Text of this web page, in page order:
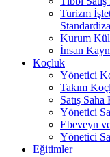
Turizm
Kurum
İnsan
Koçluk
Yönetici
Takım
Satış
Yönetici
Ebeveyn
Yönetici
Eğitimler